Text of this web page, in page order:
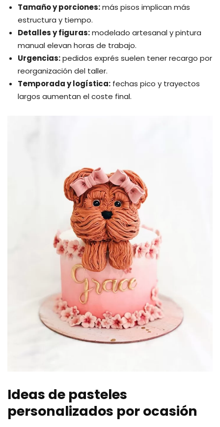
Tamaño y porciones:más pisos implican más
estructura y tiempo.
Detalles y figuras:modelado artesanal y pintura
manual elevan horas de trabajo.
Urgencias:pedidos exprés suelen tener recargo por
reorganización del taller.
Temporada y logística: fechas pico y trayectos
largos aumentan el coste final.
Ideas de pasteles
personalizados por ocasión